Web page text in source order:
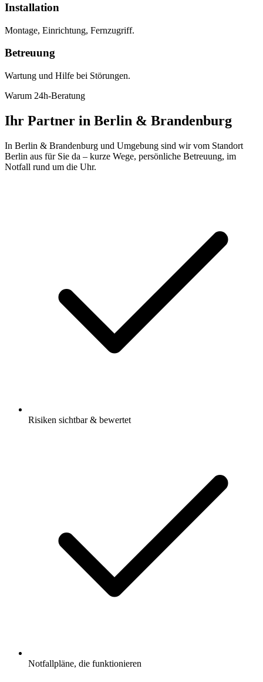
Installation
Montage, Einrichtung, Fernzugriff.
Betreuung
Wartung und Hilfe bei Störungen.
Warum 24h-Beratung
Ihr Partner in Berlin & Brandenburg
In Berlin & Brandenburg und Umgebung sind wir vom Standort
Berlin aus für Sie da – kurze Wege, persönliche Betreuung, im
Notfall rund um die Uhr.
Risiken sichtbar & bewertet
Notfallpläne, die funktionieren